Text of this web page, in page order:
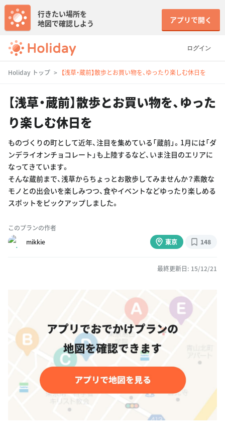
ログイン
行きたい場所を
地図で確認しよう
アプリで開く
Holiday トップ 【浅草・蔵前】散歩とお買い物を、ゆったり楽しむ休日を
【浅草・蔵前】散歩とお買い物を、ゆった
り楽しむ休日を
ものづくりの町として近年、注目を集めている「蔵前」。1月には「ダ
ンデライオンチョコレート」も上陸するなど、いま注目のエリアに
なってきています。
そんな蔵前まで、浅草からちょっとお散歩してみませんか？素敵な
モノとの出会いを楽しみつつ、食やイベントなどゆったり楽しめる
スポットをピックアップしました。
このプランの作者
mikkie
東京 148
最終更新日: 15/12/21